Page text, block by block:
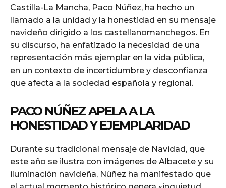
Castilla-La Mancha, Paco Núñez, ha hecho un
llamado a la unidad y la honestidad en su mensaje
navideño dirigido a los castellanomanchegos. En
su discurso, ha enfatizado la necesidad de una
representación más ejemplar en la vida pública,
en un contexto de incertidumbre y desconfianza
que afecta a la sociedad española y regional.
PACO NÚÑEZ APELA A LA
HONESTIDAD Y EJEMPLARIDAD
Durante su tradicional mensaje de Navidad, que
este año se ilustra con imágenes de Albacete y su
iluminación navideña, Núñez ha manifestado que